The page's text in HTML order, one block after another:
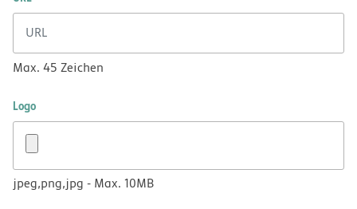
Max. 45 Zeichen
Logo
jpeg,png,jpg - Max. 10MB